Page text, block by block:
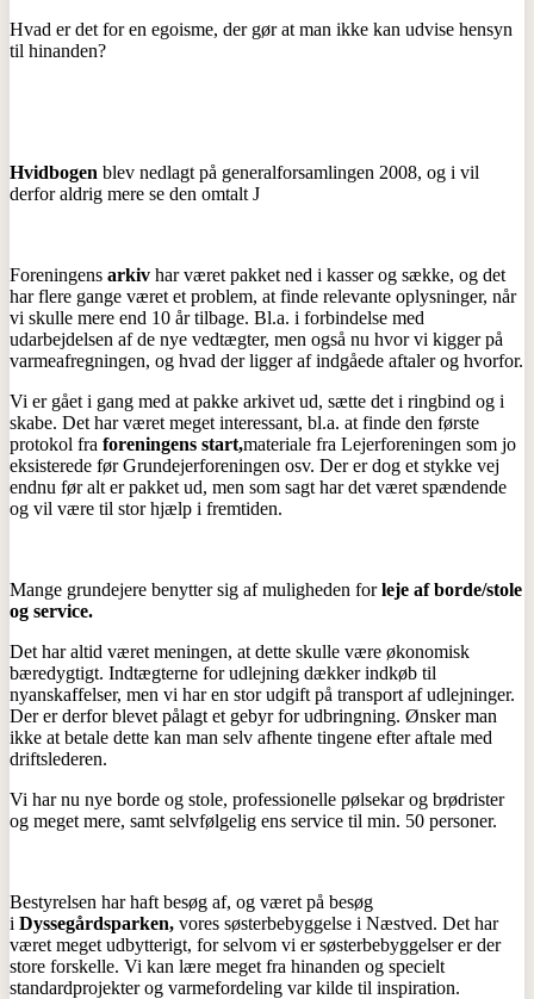
Hvad er det for en egoisme, der gør at man ikke kan udvise hensyn
til hinanden?
Hvidbogen blev nedlagt på generalforsamlingen 2008, og i vil
derfor aldrig mere se den omtalt J
Foreningens arkiv har været pakket ned i kasser og sække, og det
har flere gange været et problem, at finde relevante oplysninger, når
vi skulle mere end 10 år tilbage. Bl.a. i forbindelse med
udarbejdelsen af de nye vedtægter, men også nu hvor vi kigger på
varmeafregningen, og hvad der ligger af indgåede aftaler og hvorfor.
Vi er gået i gang med at pakke arkivet ud, sætte det i ringbind og i
skabe. Det har været meget interessant, bl.a. at finde den første
protokol fra foreningens start,materiale fra Lejerforeningen som jo
eksisterede før Grundejerforeningen osv. Der er dog et stykke vej
endnu før alt er pakket ud, men som sagt har det været spændende
og vil være til stor hjælp i fremtiden.
Mange grundejere benytter sig af muligheden forleje af borde/stole
og service.
Det har altid været meningen, at dette skulle være økonomisk
bæredygtigt. Indtægterne for udlejning dækker indkøb til
nyanskaffelser, men vi har en stor udgift på transport af udlejninger.
Der er derfor blevet pålagt et gebyr for udbringning. Ønsker man
ikke at betale dette kan man selv afhente tingene efter aftale med
driftslederen.
Vi har nu nye borde og stole, professionelle pølsekar og brødrister
og meget mere, samt selvfølgelig ens service til min. 50 personer.
Bestyrelsen har haft besøg af, og været på besøg
i Dyssegårdsparken, vores søsterbebyggelse i Næstved. Det har
været meget udbytterigt, for selvom vi er søsterbebyggelser er der
store forskelle. Vi kan lære meget fra hinanden og specielt
standardprojekter og varmefordeling var kilde til inspiration.